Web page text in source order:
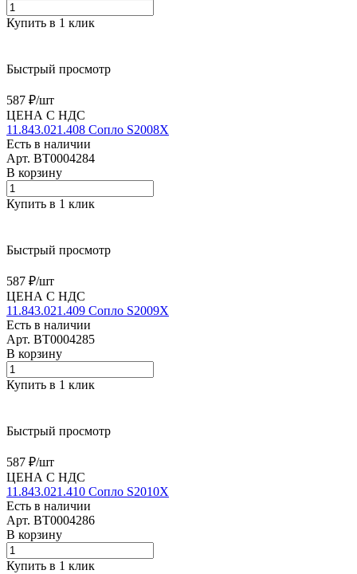
Купить в 1 клик
Быстрый просмотр
587 ₽/шт
ЦЕНА С НДС
11.843.021.408 Сопло S2008X
Есть в наличии
Арт. BT0004284
В корзину
Купить в 1 клик
Быстрый просмотр
587 ₽/шт
ЦЕНА С НДС
11.843.021.409 Сопло S2009X
Есть в наличии
Арт. BT0004285
В корзину
Купить в 1 клик
Быстрый просмотр
587 ₽/шт
ЦЕНА С НДС
11.843.021.410 Сопло S2010X
Есть в наличии
Арт. BT0004286
В корзину
Купить в 1 клик